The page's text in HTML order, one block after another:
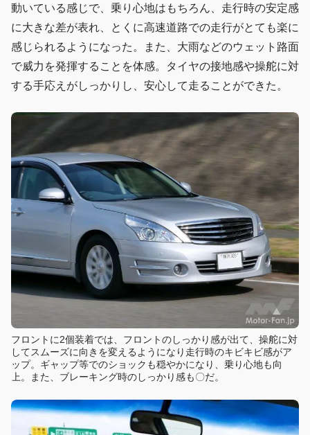
動いている感じで、乗り心地はもちろん、走行時の安定感
に大きな差が表れ、とくに高速道路での走行がとても楽に
感じられるようになった。また、大雨などのウェット路面
で威力を発揮することを体感。タイヤの接地感や操舵に対
する手応えがしっかりし、安心して走ることができた。
フロントに2個装着では、フロントのしっかり感が出て、操舵に対
してスムーズに向きを変えるようになり走行時のキビキビ感がア
ップ。ギャップ等でのショックも穏やかになり、乗り心地も向
上。また、ブレーキング時のしっかり感も〇だ。